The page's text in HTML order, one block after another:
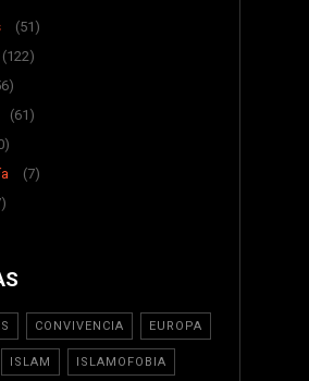
(51)
(122)
(61)
(7)
CONVIVENCIA EUROPA
ISLAM ISLAMOFOBIA